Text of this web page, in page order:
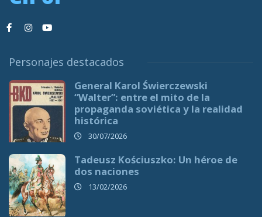
Personajes destacados
General Karol Świerczewski
“Walter”: entre el mito de la
propaganda soviética y la realidad
histórica
30/07/2026
Tadeusz Kościuszko: Un héroe de
dos naciones
13/02/2026